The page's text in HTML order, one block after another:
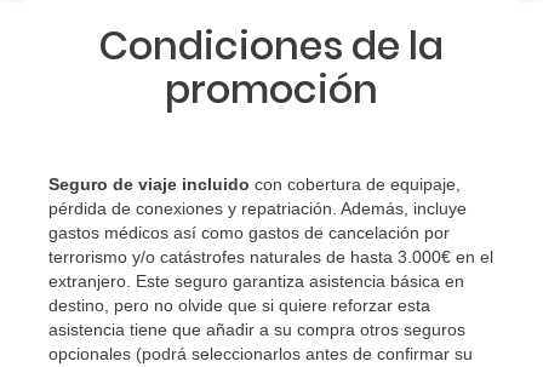
Condiciones de la
promoción
Seguro de viaje incluido con cobertura de equipaje,
pérdida de conexiones y repatriación. Además, incluye
gastos médicos así como gastos de cancelación por
terrorismo y/o catástrofes naturales de hasta 3.000€ en el
extranjero. Este seguro garantiza asistencia básica en
destino, pero no olvide que si quiere reforzar esta
asistencia tiene que añadir a su compra otros seguros
opcionales (podrá seleccionarlos antes de confirmar su